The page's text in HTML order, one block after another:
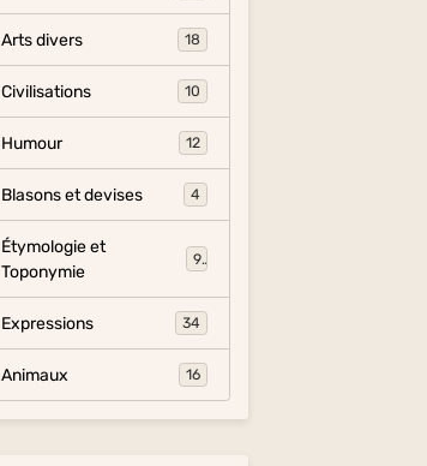
Arts divers 18
Civilisations 10
Humour 12
Blasons et devises 4
Étymologie et
Toponymie
9
Expressions 34
Animaux 16